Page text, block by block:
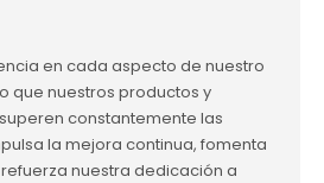
en cada aspecto de nuestro
que nuestros productos y
constantemente las
la mejora continua, fomenta
nuestra dedicación a